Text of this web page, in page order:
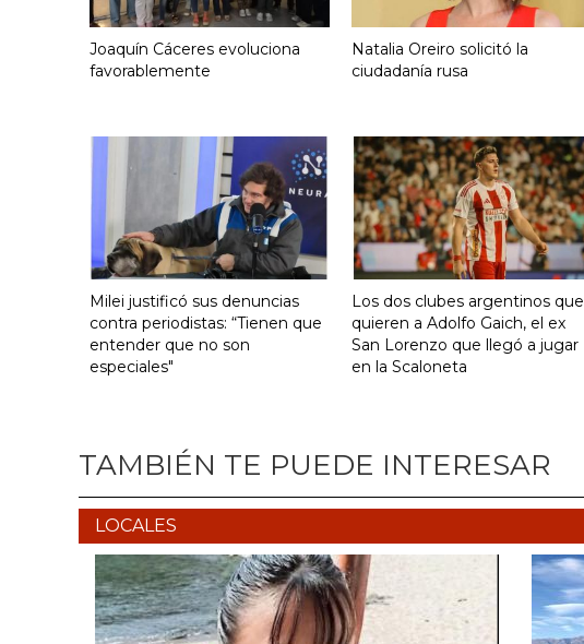
Joaquín Cáceres evoluciona
favorablemente
Natalia Oreiro solicitó la
ciudadanía rusa
Milei justificó sus denuncias
contra periodistas: “Tienen que
entender que no son
especiales"
Los dos clubes argentinos que
quieren a Adolfo Gaich, el ex
San Lorenzo que llegó a jugar
en la Scaloneta
TAMBIÉN TE PUEDE INTERESAR
LOCALES